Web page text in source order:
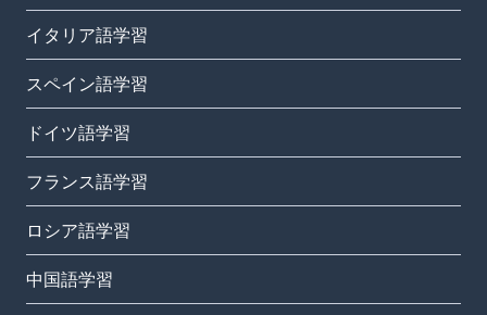
イタリア語学習
スペイン語学習
ドイツ語学習
フランス語学習
ロシア語学習
中国語学習